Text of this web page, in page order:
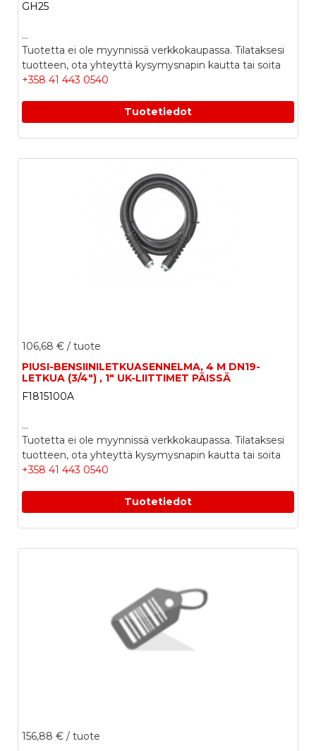
GH25
...
Tuotetta ei ole myynnissä verkkokaupassa. Tilataksesi
tuotteen, ota yhteyttä kysymysnapin kautta tai soita
+358 41 443 0540
Tuotetiedot
106,68 € / tuote
PIUSI-BENSIINILETKUASENNELMA, 4 M DN19-
LETKUA (3/4") , 1" UK-LIITTIMET PÄISSÄ
F1815100A
...
Tuotetta ei ole myynnissä verkkokaupassa. Tilataksesi
tuotteen, ota yhteyttä kysymysnapin kautta tai soita
+358 41 443 0540
Tuotetiedot
156,88 € / tuote